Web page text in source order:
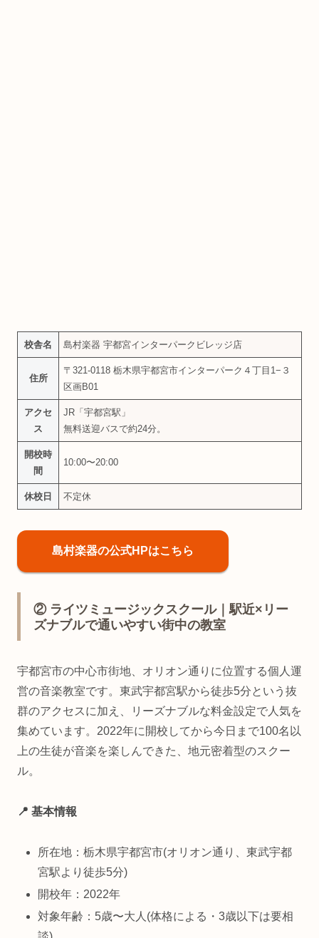
校舎名 島村楽器 宇都宮インターパークビレッジ店
住所
〒321-0118 栃木県宇都宮市インターパーク４丁目1−３
区画B01
アクセ
ス
JR「宇都宮駅」
無料送迎バスで約24分。
開校時
間
10:00〜20:00
休校日 不定休
島村楽器の公式HPはこちら
② ライツミュージックスクール｜駅近×リー
ズナブルで通いやすい街中の教室
宇都宮市の中心市街地、オリオン通りに位置する個人運
営の音楽教室です。東武宇都宮駅から徒歩5分という抜
群のアクセスに加え、リーズナブルな料金設定で人気を
集めています。2022年に開校してから今日まで100名以
上の生徒が音楽を楽しんできた、地元密着型のスクー
ル。
📍 基本情報
所在地：栃木県宇都宮市(オリオン通り、東武宇都
宮駅より徒歩5分)
開校年：2022年
対象年齢：5歳〜大人(体格による・3歳以下は要相